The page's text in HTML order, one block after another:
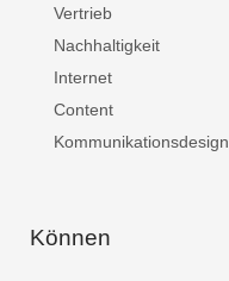
Vertrieb
Nachhaltigkeit
Internet
Content
Kommunikationsdesign
Können